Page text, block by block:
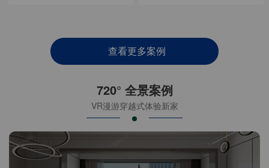
查看更多案例
720° 全景案例
VR漫游穿越式体验新家